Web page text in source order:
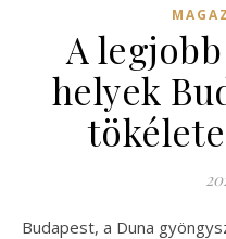
A
helyek
Budapest, a Duna gyöngyszeme, nem csupán a történelem